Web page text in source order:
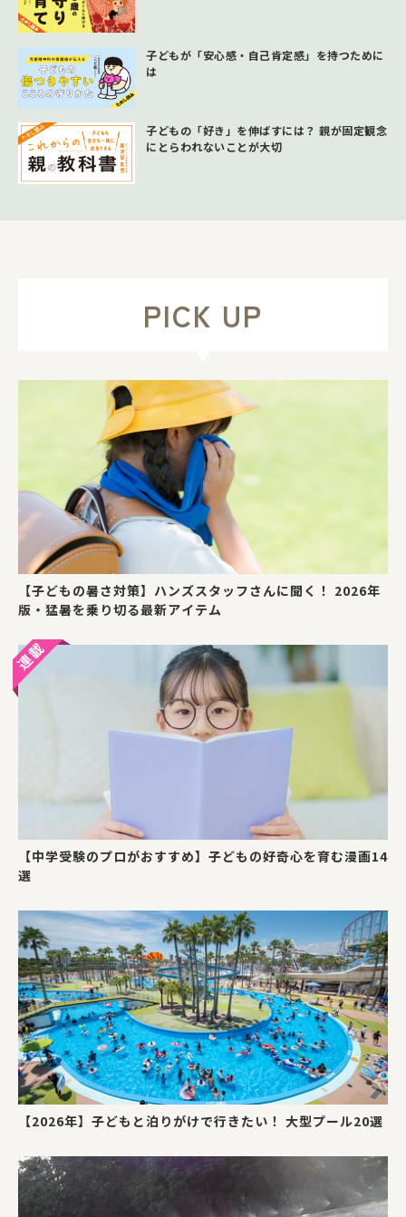
子どもが「安心感・自己肯定感」を持つために
は
子どもの「好き」を伸ばすには？ 親が固定観念
にとらわれないことが大切
PICK UP
【子どもの暑さ対策】ハンズスタッフさんに聞く！ 2026年
版・猛暑を乗り切る最新アイテム
【中学受験のプロがおすすめ】子どもの好奇心を育む漫画14
選
【2026年】子どもと泊りがけで行きたい！ 大型プール20選